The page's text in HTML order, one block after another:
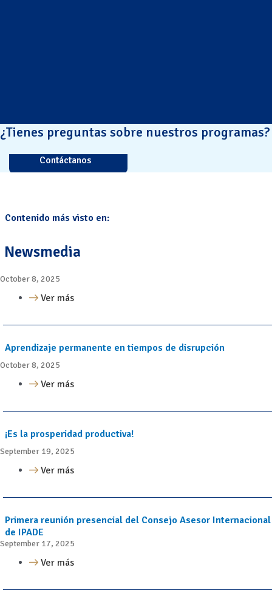
¿Tienes preguntas sobre nuestros programas?
Contáctanos
Contenido más visto en:
Newsmedia
October 8, 2025
Ver más
Aprendizaje permanente en tiempos de disrupción
October 8, 2025
Ver más
¡Es la prosperidad productiva!
September 19, 2025
Ver más
Primera reunión presencial del Consejo Asesor Internacional
de IPADE
September 17, 2025
Ver más